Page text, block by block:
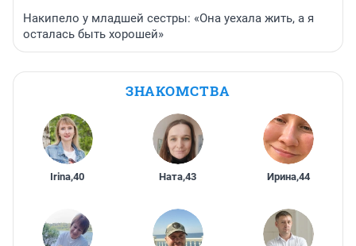
Накипело у младшей сестры: «Она уехала жить, а я
осталась быть хорошей»
ЗНАКОМСТВА
Irina,40 Ната,43 Ирина,44